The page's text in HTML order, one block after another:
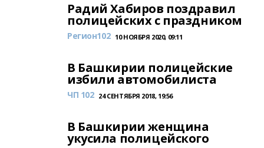
Радий Хабиров поздравил
полицейских с праздником
Регион102 10 НОЯБРЯ 2020, 09:11
В Башкирии полицейские
избили автомобилиста
ЧП 102 24 СЕНТЯБРЯ 2018, 19:56
В Башкирии женщина
укусила полицейского